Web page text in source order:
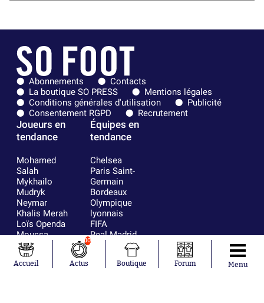
Abonnements
Contacts
La boutique SO PRESS
Mentions légales
Conditions générales d'utilisation
Publicité
Consentement RGPD
Recrutement
Joueurs en
tendance
Mohamed
Salah
Mykhailo
Mudryk
Neymar
Khalis Merah
Loïs Openda
Moussa
Niakhaté
Nicolás
Tagliafico
Équipes en
tendance
Chelsea
Paris Saint-
Germain
Bordeaux
Olympique
lyonnais
FIFA
Real Madrid
RC Strasbourg
France
Accueil
10
Actus Boutique Forum Menu